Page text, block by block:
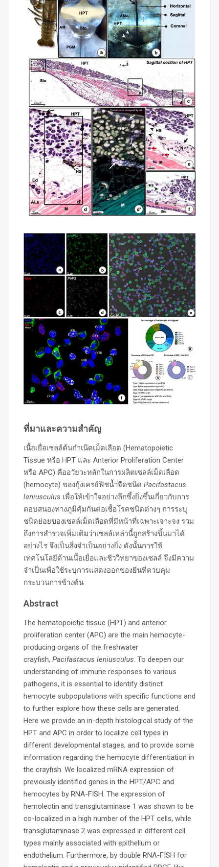
ที่มาและความสำคัญ
เนื้อเยื่อเซลล์ต้นกำเนิดเม็ดเลือด (Hematopoietic
Tissue หรือ HPT และ Anterior Proliferation Center
หรือ APC) คืออวัยวะหลักในการผลิตเซลล์เม็ดเลือด
(hemocyte) ของกุ้งเครย์ฟิชน้ำจืดชนิด Pacifastacus
leniusculus เพื่อให้เข้าใจอย่างลึกซึ้งยิ่งขึ้นเกี่ยวกับการ
ตอบสนองทางภูมิคุ้มกันต่อเชื้อโรคชนิดต่างๆ การระบุ
ชนิดย่อยของเซลล์เม็ดเลือดที่มีหน้าที่เฉพาะเจาะจง รวม
ถึงการสำรวจเพิ่มเติมว่าเซลล์เหล่านี้ถูกสร้างขึ้นมาได้
อย่างไร จึงเป็นสิ่งจำเป็นอย่างยิ่ง ดังนั้นการใช้
เทคโนโลยีด้านเนื้อเยื่อและชีววิทยาของเซลล์ จึงมีความ
จำเป็นเพื่อใช้ระบุการแสดงออกของยีนที่ควบคุม
กระบวนการข้างต้น
Abstract
The hematopoietic tissue (HPT) and anterior
proliferation center (APC) are the main hemocyte-
producing organs of the freshwater
crayfish, Pacifastacus leniusculus. To deepen our
understanding of immune responses to various
pathogens, it is essential to identify distinct
hemocyte subpopulations with specific functions and
to further explore how these cells are generated.
Here we provide an in-depth histological study of the
HPT and APC in order to localize cell types in
different developmental stages, and to provide some
information regarding the hemocyte differentiation in
the crayfish. We localized mRNA expression of
previously identified genes in the HPT/APC and
hemocytes by RNA-FISH. The expression of
hemolectin and transglutaminase 1 was shown to be
co-localized in a high number of the HPT cells, while
transglutaminase 2 was expressed in different cell
types mainly associated with epithelium or
endothelium. Furthermore, by double RNA-FISH for